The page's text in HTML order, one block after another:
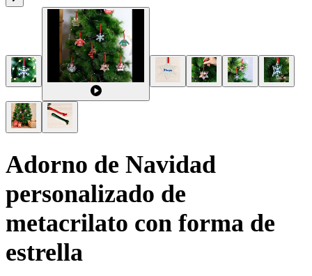
Adorno de Navidad
personalizado de
metacrilato con forma de
estrella